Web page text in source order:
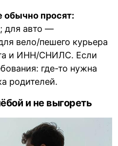
обычно просят:
для авто —
вело/пешего курьера
и ИНН/СНИЛС. Если
где-то нужна
родителей.
и не выгореть